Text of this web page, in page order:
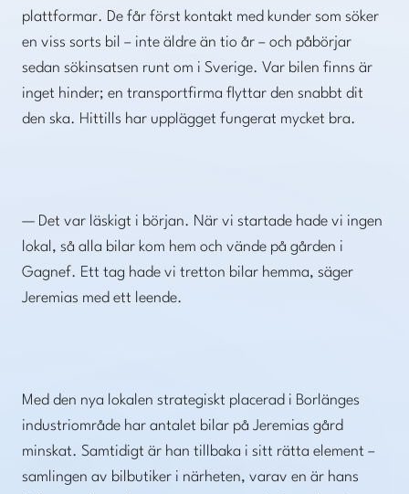
plattformar. De får först kontakt med kunder som söker
en viss sorts bil – inte äldre än tio år – och påbörjar
sedan sökinsatsen runt om i Sverige. Var bilen finns är
inget hinder; en transportfirma flyttar den snabbt dit
den ska. Hittills har upplägget fungerat mycket bra.
— Det var läskigt i början. När vi startade hade vi ingen
lokal, så alla bilar kom hem och vände på gården i
Gagnef. Ett tag hade vi tretton bilar hemma, säger
Jeremias med ett leende.
Med den nya lokalen strategiskt placerad i Borlänges
industriområde har antalet bilar på Jeremias gård
minskat. Samtidigt är han tillbaka i sitt rätta element –
samlingen av bilbutiker i närheten, varav en är hans